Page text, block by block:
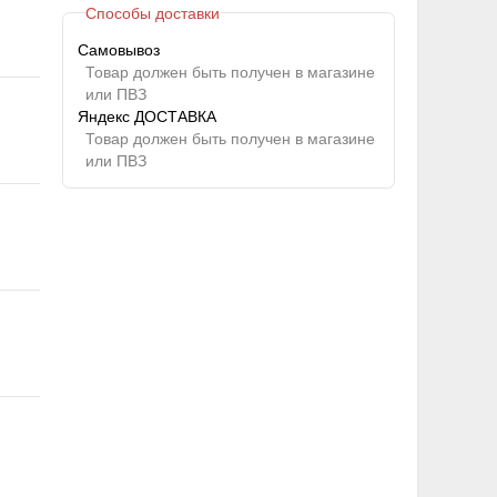
Способы доставки
Самовывоз
Товар должен быть получен в магазине
или ПВЗ
Яндекс ДОСТАВКА
Товар должен быть получен в магазине
или ПВЗ